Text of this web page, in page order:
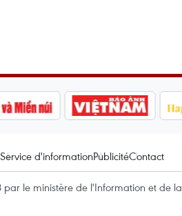
Service d'informationPublicitéContact
par le ministère de l'Information et de la